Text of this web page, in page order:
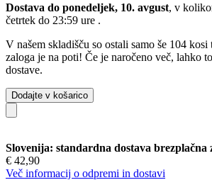
Dostava do ponedeljek, 10. avgust, v
četrtek do 23:59 ure .
V našem skladišču so ostali samo še 104
zaloga je na poti! Če je naročeno več, lahko
dostave.
Dodajte v košarico
Slovenija: standardna dostava brezplačna
€ 42,90
Več informacij o odpremi in dostavi